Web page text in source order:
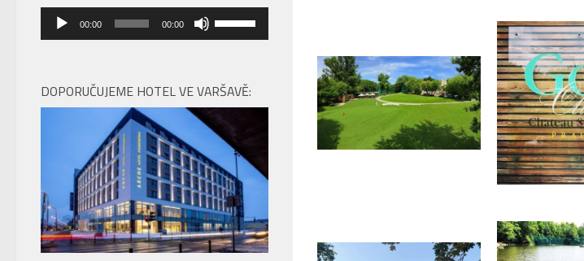
Audio
přehrávač
00:00 00:00
Použitím
šipek
zvýšíte
nebo
snížíte
úroveň
hlasitosti.
DOPORUČUJEME HOTEL VE VARŠAVĚ: